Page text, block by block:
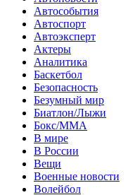
Автособытия
Автоспорт
Автоэксперт
Актеры
Аналитика
Баскетбол
Безопасность
Безумный мир
Биатлон/Лыжи
Бокс/MMA
В мире
В России
Вещи
Военные новости
Волейбол